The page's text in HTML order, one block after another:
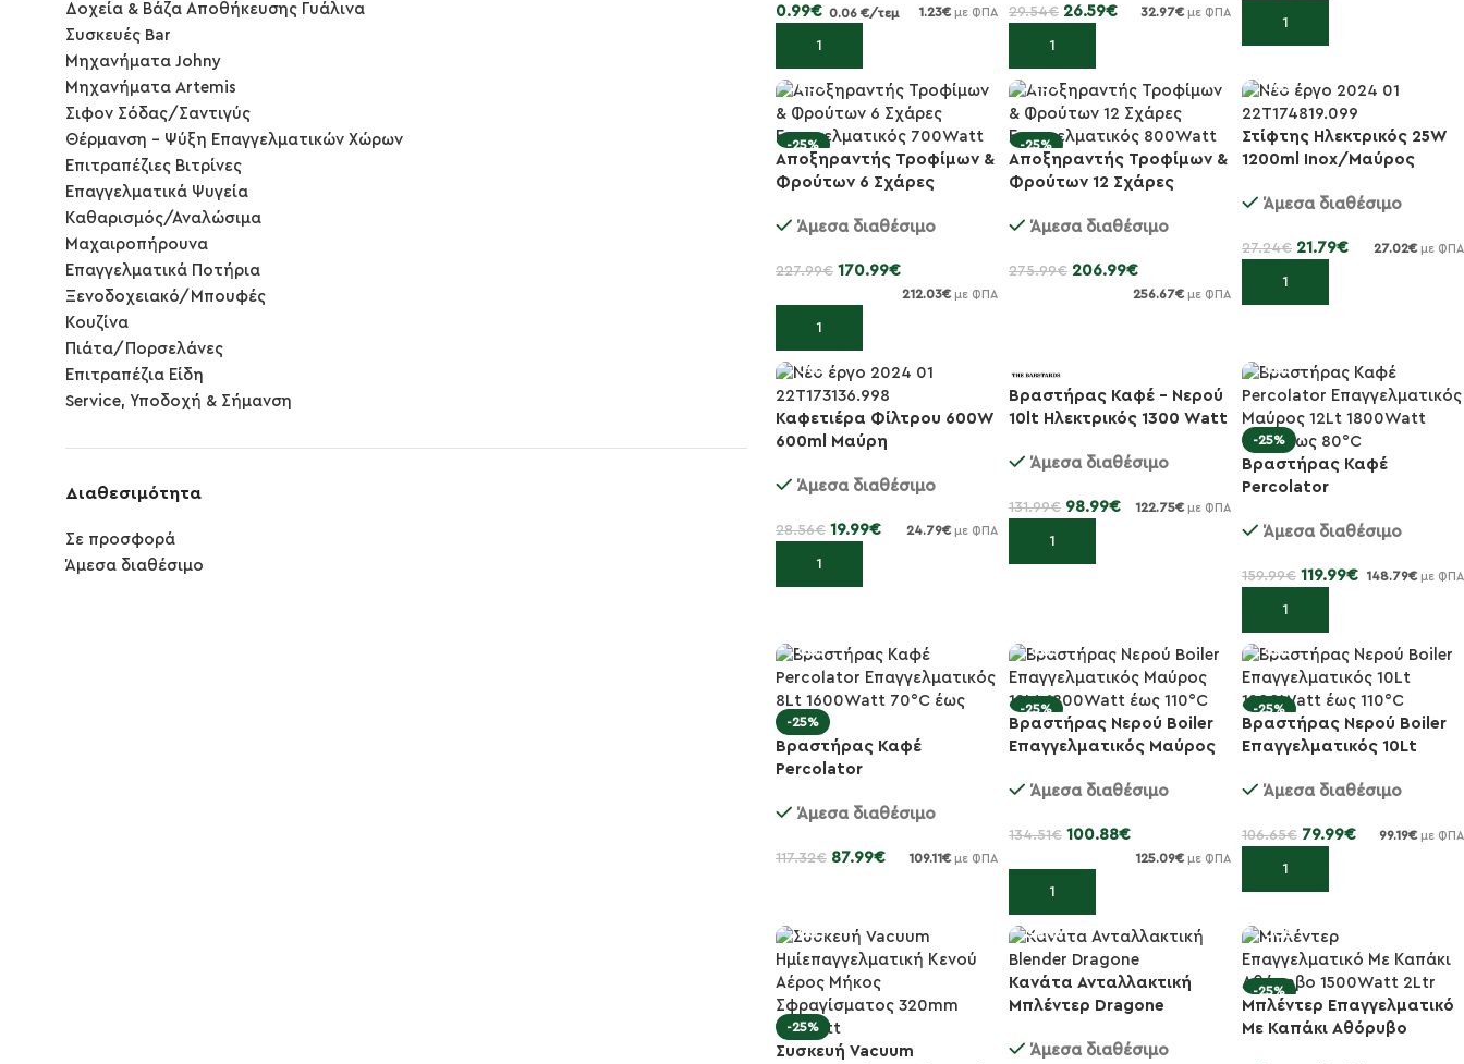
Δοχεία & Βάζα Αποθήκευσης Γυάλινα
Συσκευές Bar
Μηχανήματα Johny
Μηχανήματα Artemis
Σιφον Σόδας/Σαντιγύς
Θέρμανση - Ψύξη Επαγγελματικών Χώρων
Επιτραπέζιες Βιτρίνες
Επαγγελματικά Ψυγεία
Καθαρισμός/Αναλώσιμα
Μαχαιροπήρουνα
Επαγγελματικά Ποτήρια
Ξενοδοχειακό/Μπουφές
Κουζίνα
Πιάτα/Πορσελάνες
Επιτραπέζια Είδη
Service, Υποδοχή & Σήμανση
Διαθεσιμότητα
Σε προσφορά
Άμεσα διαθέσιμο
0.99€ 0.06 €/τεμ 1.23€ με ΦΠΑ
Προσθήκη στο καλάθι
29.54€ 26.59€ 32.97€ με ΦΠΑ
Προσθήκη στο καλάθι
Προσθήκη στο καλάθι
-25%
Αποξηραντής Τροφίμων &
Φρούτων 6 Σχάρες
Άμεσα διαθέσιμο
227.99€ 170.99€
212.03€ με ΦΠΑ
Προσθήκη στο καλάθι
-25%
Αποξηραντής Τροφίμων &
Φρούτων 12 Σχάρες
Άμεσα διαθέσιμο
275.99€ 206.99€
256.67€ με ΦΠΑ
-20%
Στίφτης Ηλεκτρικός 25W
1200ml Ιnox/Μαύρος
Άμεσα διαθέσιμο
27.24€ 21.79€ 27.02€ με ΦΠΑ
Προσθήκη στο καλάθι
-30%
Καφετιέρα Φίλτρου 600W
600ml Μαύρη
Άμεσα διαθέσιμο
28.56€ 19.99€ 24.79€ με ΦΠΑ
Προσθήκη στο καλάθι
-25%
Βραστήρας Καφέ – Νερού
10lt Ηλεκτρικός 1300 Watt
Άμεσα διαθέσιμο
131.99€ 98.99€ 122.75€ με ΦΠΑ
Προσθήκη στο καλάθι
-25%
Βραστήρας Καφέ
Percolator
12Lt 1800Watt 70...
Άμεσα διαθέσιμο
159.99€ 119.99€ 148.79€ με ΦΠΑ
Προσθήκη στο καλάθι
-25%
Βραστήρας Καφέ
Percolator
1600Watt 70°C έως 8...
Άμεσα διαθέσιμο
117.32€ 87.99€ 109.11€ με ΦΠΑ
-25%
Βραστήρας Νερού Boiler
Επαγγελματικός Μαύρος
Άμεσα διαθέσιμο
134.51€ 100.88€
125.09€ με ΦΠΑ
Προσθήκη στο καλάθι
-25%
Βραστήρας Νερού Boiler
Επαγγελματικός 10Lt
Άμεσα διαθέσιμο
106.65€ 79.99€ 99.19€ με ΦΠΑ
Προσθήκη στο καλάθι
-25%
Συσκευή Vacuum
-20%
Κανάτα Ανταλλακτική
Μπλέντερ Dragone
Άμεσα διαθέσιμο
-25%
Μπλέντερ Επαγγελματικό
Με Καπάκι Αθόρυβο